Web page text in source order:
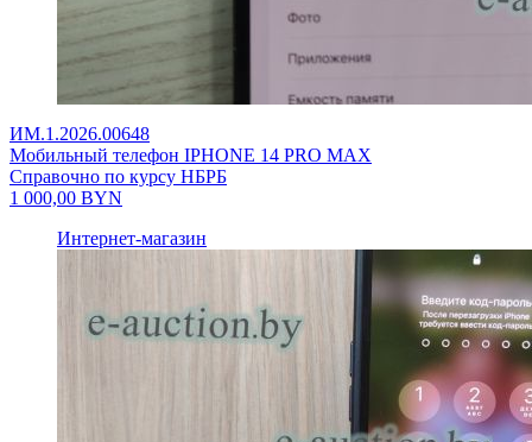
ИМ.1.2026.00648
Мобильный телефон IPHONE 14 PRO MAX
Справочно по курсу НБРБ
1 000,00 BYN
Интернет-магазин